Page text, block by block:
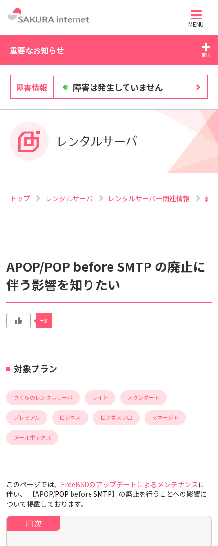
MENU
すべて
サポート情報
よくあるご質問
動画マニュアル
個人情報保護のため、お名前や連絡先、会員IDを入力しないでください。
サイト内検索について
重要なお知らせ
2026/07/21
WordPress の脆弱性にご注意ください（CVE-2026-
障害情報 障害は発生していません
レンタルサーバ
トップ レンタルサーバ レンタルサーバー関連情報 終
APOP/POP before SMTP の廃止に
伴う影響を知りたい
+3
対象プラン
さくらのレンタルサーバ ライト スタンダード
プレミアム ビジネス ビジネスプロ マネージド
メールボックス
このページでは、 FreeBSDのアップデートによるメンテナンスに
伴い、 【APOP/POP beforeSMTP】の廃止を行うことへの影響に
ついて掲載しております。